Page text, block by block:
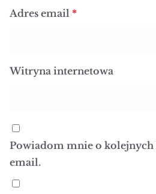
Adres email *
Witryna internetowa
Powiadom mnie o
email.